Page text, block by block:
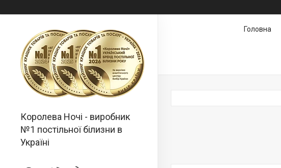
Королева Ночі - виробник
№1 постільної білизни в
Україні
Головна